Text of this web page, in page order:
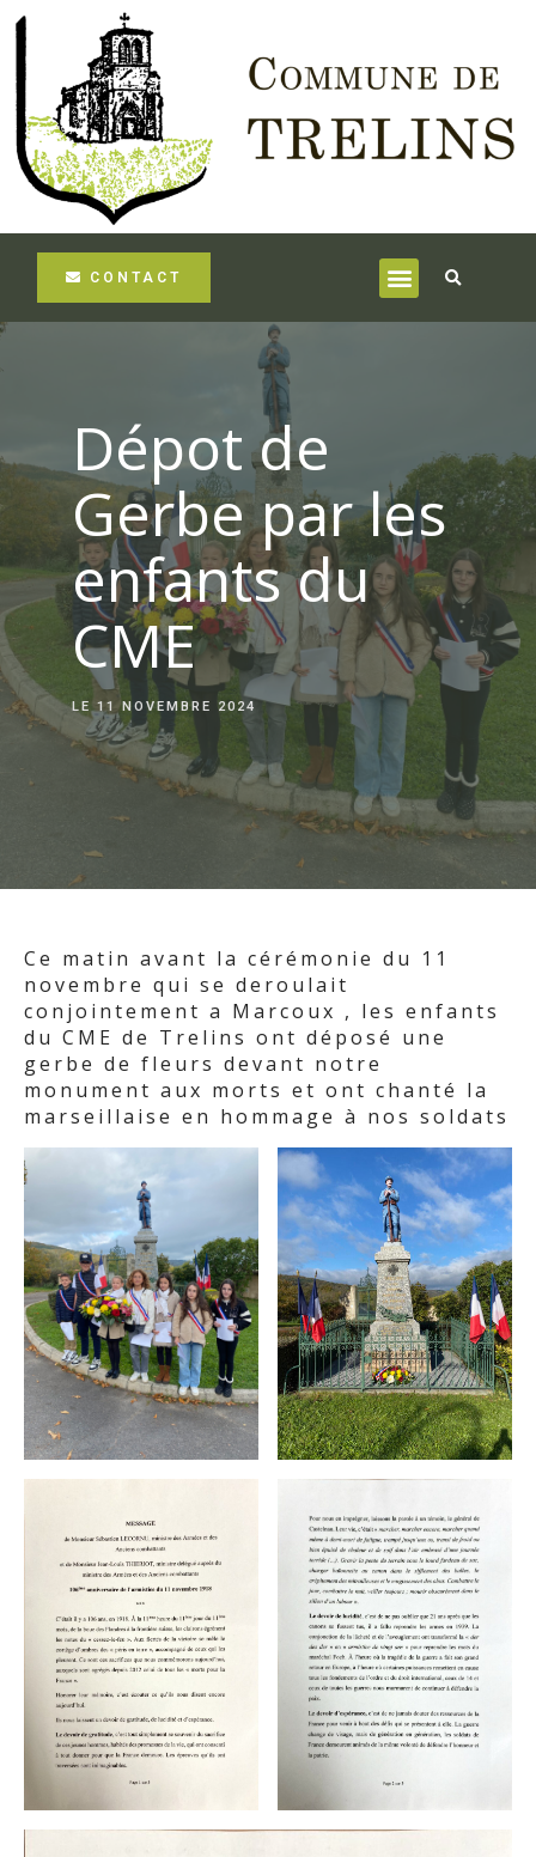
CONTACT
Dépot de
Gerbe par les
enfants du
CME
LE 11 NOVEMBRE 2024
Ce matin avant la cérémonie du 11
novembre qui se deroulait
conjointement a Marcoux , les enfants
du CME de Trelins ont déposé une
gerbe de fleurs devant notre
monument aux morts et ont chanté la
marseillaise en hommage à nos soldats